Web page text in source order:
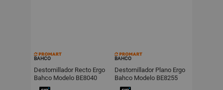
BAHCO
Destornillador Recto Ergo
Bahco Modelo BE8040
Acero 4.0x100mm
BAHCO
Destornillador Plano Ergo
Bahco Modelo BE8255
ergo 6.5x150mm